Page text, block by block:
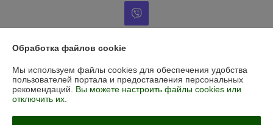
Юридическое лицо:Частное торгово-производственное унитарное
предприятие "Белпищемаш"
г. Минск, ул. Голубева 21-90
Регистрационный номер ЕГР: 192408347
Обработка файлов cookie
Мы используем файлы cookies для обеспечения удобства
пользователей портала и предоставления персональных
рекомендаций. Вы можете настроить файлы cookies или
отключить их.